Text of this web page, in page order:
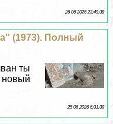
26 06 2026 23:49:38
(1973). Полный
ты
новый
25 06 2026 6:31:39